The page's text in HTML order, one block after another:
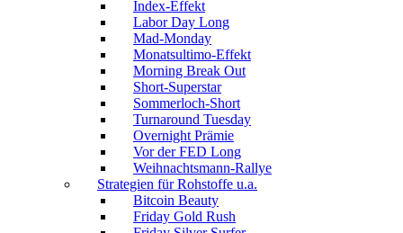
Index-Effekt
Labor Day Long
Mad-Monday
Monatsultimo-Effekt
Morning Break Out
Short-Superstar
Sommerloch-Short
Turnaround Tuesday
Overnight Prämie
Vor der FED Long
Weihnachtsmann-Rallye
Strategien für Rohstoffe u.a.
Bitcoin Beauty
Friday Gold Rush